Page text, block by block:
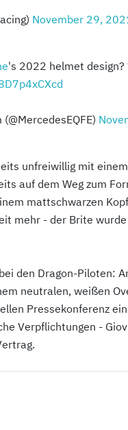
November 29,
's 2022 helmet design?
unfreiwillig mit
auf dem Weg zum
mattschwarzen
mehr - der Brite
den Dragon-Piloten:
neutralen, weißen
Pressekonferenz
Verpflichtungen -